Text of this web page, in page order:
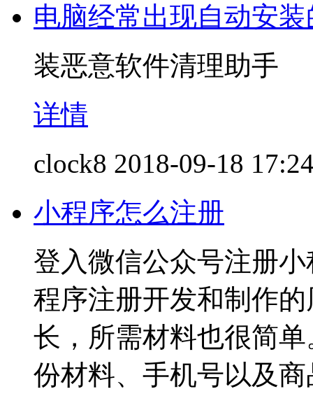
电脑经常出现自动安
装恶意软件清理助手
详情
clock8 2018-09-18
小程序怎么注册
登入微信公众号注册
程序注册开发和制作
长，所需材料也很简
份材料、手机号以及